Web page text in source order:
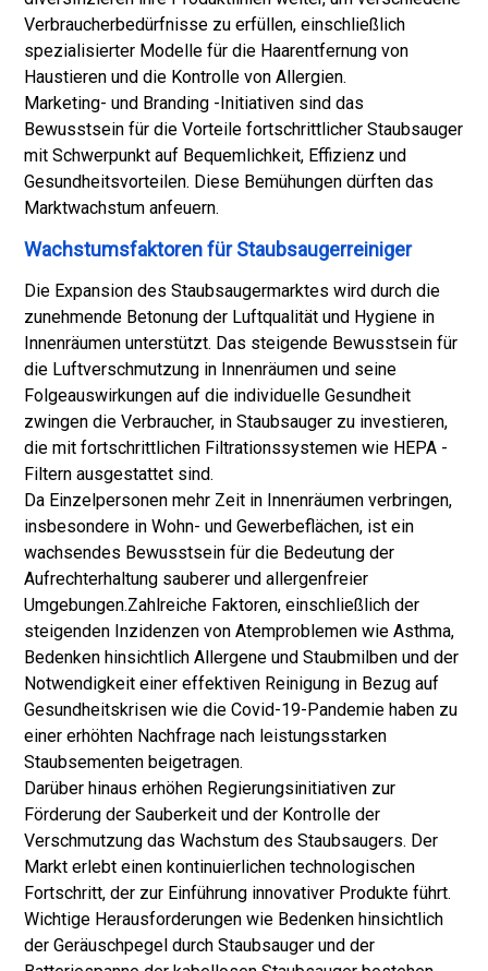
Verbraucherbedürfnisse zu erfüllen, einschließlich
spezialisierter Modelle für die Haarentfernung von
Haustieren und die Kontrolle von Allergien.
Marketing- und Branding -Initiativen sind das
Bewusstsein für die Vorteile fortschrittlicher Staubsauger
mit Schwerpunkt auf Bequemlichkeit, Effizienz und
Gesundheitsvorteilen. Diese Bemühungen dürften das
Marktwachstum anfeuern.
Wachstumsfaktoren für Staubsaugerreiniger
Die Expansion des Staubsaugermarktes wird durch die
zunehmende Betonung der Luftqualität und Hygiene in
Innenräumen unterstützt. Das steigende Bewusstsein für
die Luftverschmutzung in Innenräumen und seine
Folgeauswirkungen auf die individuelle Gesundheit
zwingen die Verbraucher, in Staubsauger zu investieren,
die mit fortschrittlichen Filtrationssystemen wie HEPA -
Filtern ausgestattet sind.
Da Einzelpersonen mehr Zeit in Innenräumen verbringen,
insbesondere in Wohn- und Gewerbeflächen, ist ein
wachsendes Bewusstsein für die Bedeutung der
Aufrechterhaltung sauberer und allergenfreier
Umgebungen.Zahlreiche Faktoren, einschließlich der
steigenden Inzidenzen von Atemproblemen wie Asthma,
Bedenken hinsichtlich Allergene und Staubmilben und der
Notwendigkeit einer effektiven Reinigung in Bezug auf
Gesundheitskrisen wie die Covid-19-Pandemie haben zu
einer erhöhten Nachfrage nach leistungsstarken
Staubsementen beigetragen.
Darüber hinaus erhöhen Regierungsinitiativen zur
Förderung der Sauberkeit und der Kontrolle der
Verschmutzung das Wachstum des Staubsaugers. Der
Markt erlebt einen kontinuierlichen technologischen
Fortschritt, der zur Einführung innovativer Produkte führt.
Wichtige Herausforderungen wie Bedenken hinsichtlich
der Geräuschpegel durch Staubsauger und der